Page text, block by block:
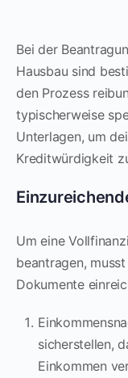
Bei der
Hausbau sind
den Prozess
typischerweise
Unterlagen, um
Kreditwürdigkeit
Um eine
beantragen,
Dokumente
sicherstellen,
Einkommen